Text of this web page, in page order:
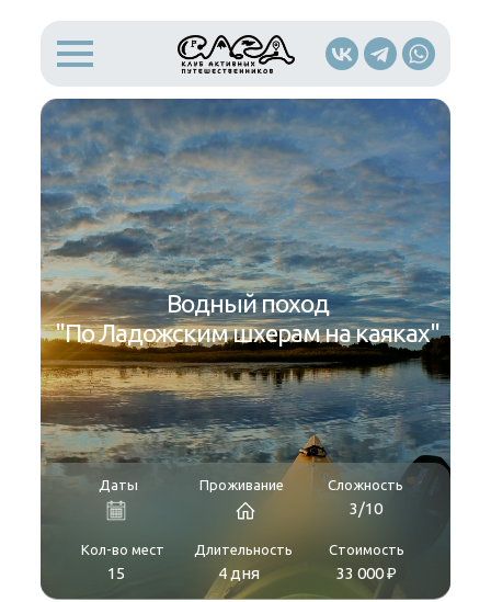
Даты Проживание Сложность
Кол-во мест Длительность
3/10
15 4 дня
Стоимость
33 000 ₽
Водный поход
"По Ладожским шхерам на каяках"